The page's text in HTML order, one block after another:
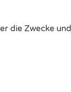
die Zwecke